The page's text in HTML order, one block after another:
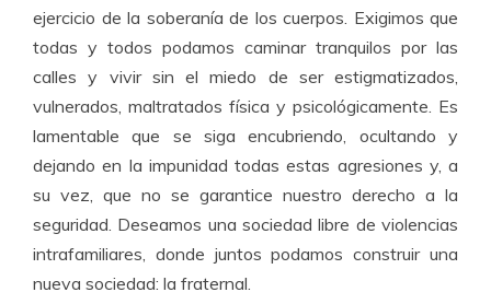
ejercicio de la soberanía de los cuerpos. Exigimos que
todas y todos podamos caminar tranquilos por las
calles y vivir sin el miedo de ser estigmatizados,
vulnerados, maltratados física y psicológicamente. Es
lamentable que se siga encubriendo, ocultando y
dejando en la impunidad todas estas agresiones y, a
su vez, que no se garantice nuestro derecho a la
seguridad. Deseamos una sociedad libre de violencias
intrafamiliares, donde juntos podamos construir una
nueva sociedad: la fraternal.